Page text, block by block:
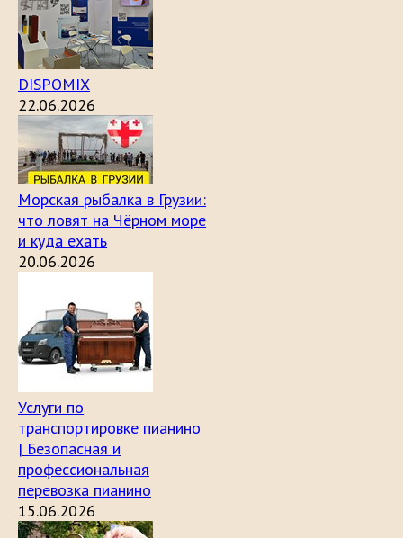
DISPOMIX
22.06.2026
Морская рыбалка в Грузии:
что ловят на Чёрном море
и куда ехать
20.06.2026
Услуги по
транспортировке пианино
| Безопасная и
профессиональная
перевозка пианино
15.06.2026